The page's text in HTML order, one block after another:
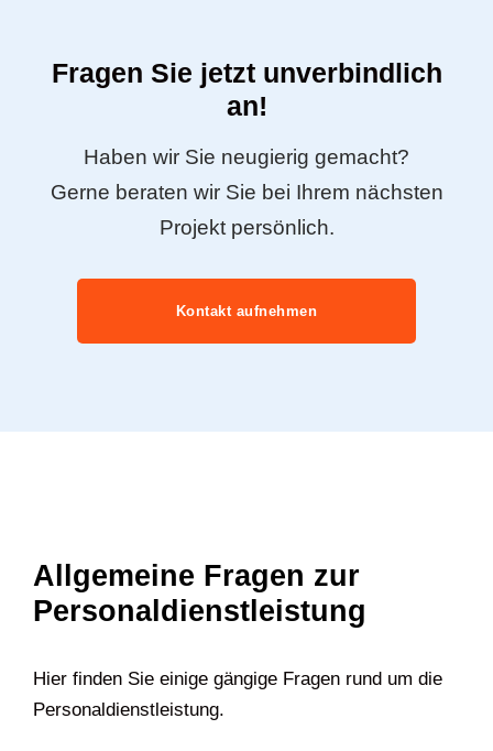
Fragen Sie jetzt unverbindlich
an!
Haben wir Sie neugierig gemacht?
Gerne beraten wir Sie bei Ihrem nächsten
Projekt persönlich.
Kontakt aufnehmen
Allgemeine Fragen zur
Personaldienstleistung
Hier finden Sie einige gängige Fragen rund um die
Personaldienstleistung.